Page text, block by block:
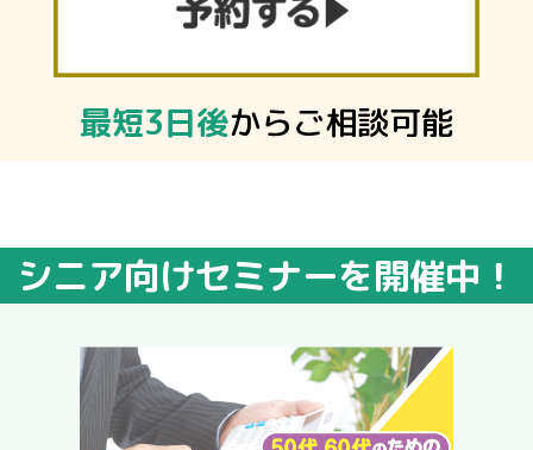
最短3日後からご相談可能
シニア向けセミナーを開催中！